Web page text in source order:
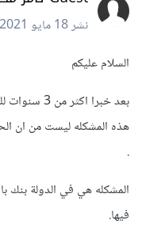
نشر18 مايو 2021
السلام عليكم
بعد خبرا
هذه المشكله ليست من ان
المشكله هي في الدولة بنك
فيها.